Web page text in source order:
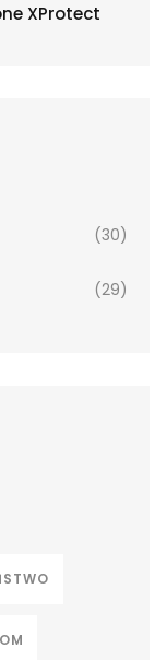
XProtect
(30)
(29)